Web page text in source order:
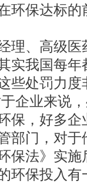
环保达标的
理、高级
实我国每
些处罚力
企业来说
保，好多
部门，对
保法》实
环保投入